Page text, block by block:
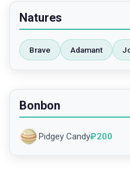
Natures
Brave Adamant
Bonbon
Pidgey Candy₽200